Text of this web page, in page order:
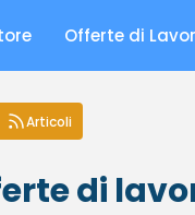
Offerte di
Articoli
di